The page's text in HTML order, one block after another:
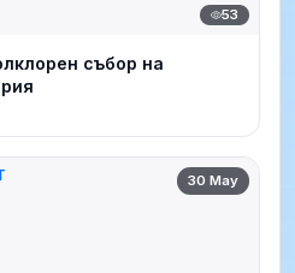
53
събор на
30 May